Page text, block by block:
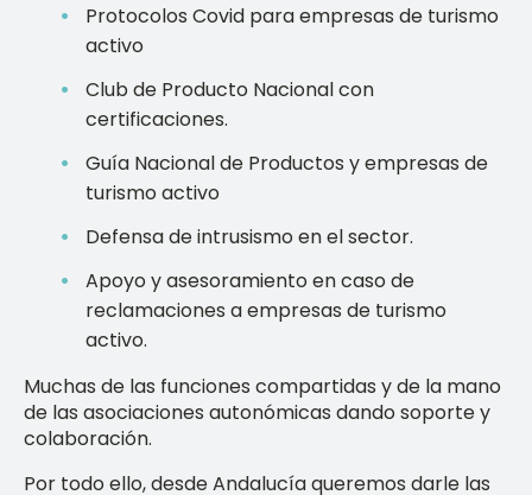
Protocolos Covid para empresas de turismo
activo
Club de Producto Nacional con
certificaciones.
Guía Nacional de Productos y empresas de
turismo activo
Defensa de intrusismo en el sector.
Apoyo y asesoramiento en caso de
reclamaciones a empresas de turismo
activo.
Muchas de las funciones compartidas y de la mano
de las asociaciones autonómicas dando soporte y
colaboración.
Por todo ello, desde Andalucía queremos darle las